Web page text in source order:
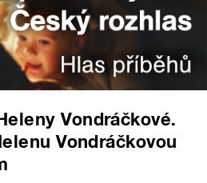
Vondráčkové.
Vondráčkovou